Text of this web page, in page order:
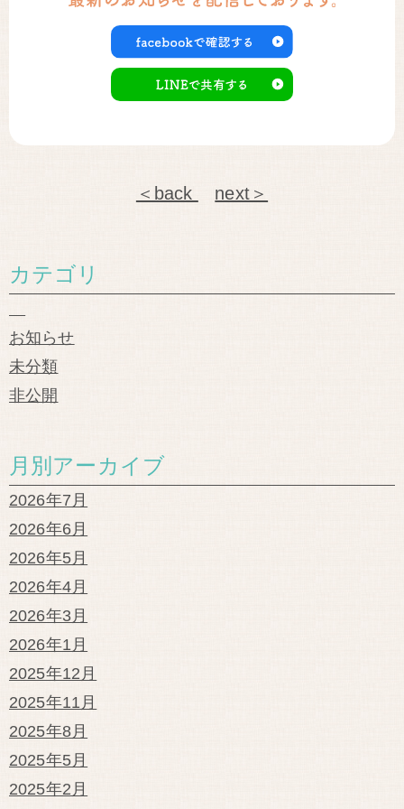
＜back next＞
カテゴリ
お知らせ
未分類
非公開
月別アーカイブ
2026年7月
2026年6月
2026年5月
2026年4月
2026年3月
2026年1月
2025年12月
2025年11月
2025年8月
2025年5月
2025年2月